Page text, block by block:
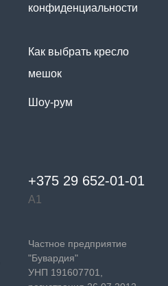
конфиденциальности
Как выбрать кресло
мешок
Шоу-рум
+375 29 652-01-01
А1
Частное предприятие
"Бувардия"
УНП 191607701,